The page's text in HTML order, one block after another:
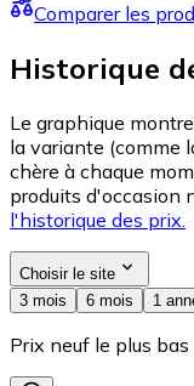
Comparer les
Historique
Le graphique
la variante (comme
chère à chaque
produits d'occasion
l'historique des prix.
Choisir le site
3 mois
6 mois 1
Prix neuf le plus bas